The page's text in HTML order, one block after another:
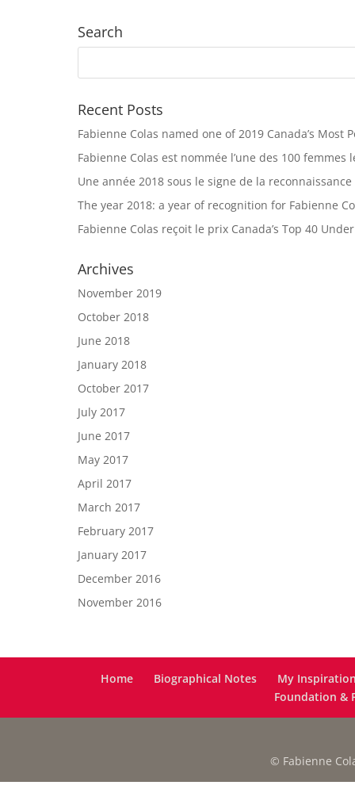
Search
Recent Posts
Fabienne Colas named one of 2019 Canada’s Most
Fabienne Colas est nommée l’une des 100
Une année 2018 sous le signe de la
The year 2018: a year of recognition for Fabienne
Fabienne Colas reçoit le prix Canada’s Top 40
Archives
November 2019
October 2018
June 2018
January 2018
October 2017
July 2017
June 2017
May 2017
April 2017
March 2017
February 2017
January 2017
December 2016
November 2016
Home Biographical Notes
My
Foundation &
© Fabienne